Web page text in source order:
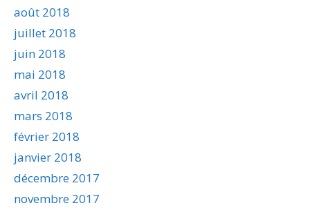
août 2018
juillet 2018
juin 2018
mai 2018
avril 2018
mars 2018
février 2018
janvier 2018
décembre 2017
novembre 2017